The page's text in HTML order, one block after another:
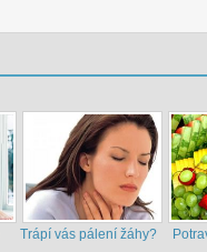
Trápí vás pálení žáhy?